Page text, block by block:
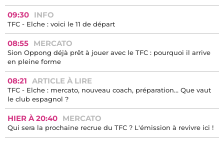
09:30 INFO
TFC - Elche : voici le 11 de départ
08:55 MERCATO
Sion Oppong déjà prêt à jouer avec le TFC : pourquoi il arrive
en pleine forme
08:21 ARTICLE À LIRE
TFC - Elche : mercato, nouveau coach, préparation… Que vaut
le club espagnol ?
HIER À 20:40 MERCATO
Qui sera la prochaine recrue du TFC ? L'émission à revivre ici !